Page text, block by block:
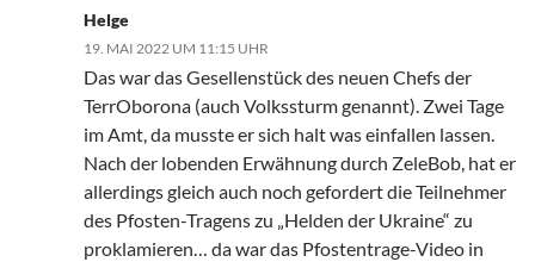
Helge
19. MAI 2022 UM 11:15 UHR
Das war das Gesellenstück des neuen Chefs der
TerrOborona (auch Volkssturm genannt). Zwei Tage
im Amt, da musste er sich halt was einfallen lassen.
Nach der lobenden Erwähnung durch ZeleBob, hat er
allerdings gleich auch noch gefordert die Teilnehmer
des Pfosten-Tragens zu „Helden der Ukraine“ zu
proklamieren… da war das Pfostentrage-Video in